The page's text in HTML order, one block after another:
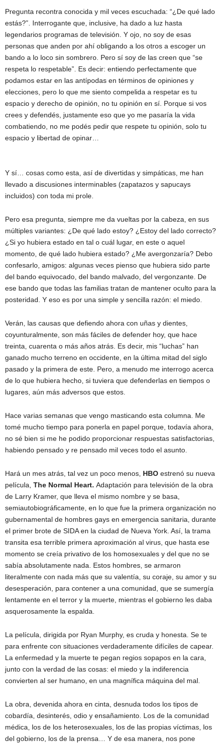
Pregunta recontra conocida y mil veces escuchada: “¿De qué lado
estás?”. Interrogante que, inclusive, ha dado a luz hasta
legendarios programas de televisión. Y ojo, no soy de esas
personas que anden por ahí obligando a los otros a escoger un
bando a lo loco sin sombrero. Pero sí soy de las creen que “se
respeta lo respetable”. Es decir: entiendo perfectamente que
podamos estar en las antípodas en términos de opiniones y
elecciones, pero lo que me siento compelida a respetar es tu
espacio y derecho de opinión, no tu opinión en sí. Porque si vos
crees y defendés, justamente eso que yo me pasaría la vida
combatiendo, no me podés pedir que respete tu opinión, solo tu
espacio y libertad de opinar…
Y sí… cosas como esta, así de divertidas y simpáticas, me han
llevado a discusiones interminables (zapatazos y sapucays
incluidos) con toda mi prole.
Pero esa pregunta, siempre me da vueltas por la cabeza, en sus
múltiples variantes: ¿De qué lado estoy? ¿Estoy del lado correcto?
¿Si yo hubiera estado en tal o cuál lugar, en este o aquel
momento, de qué lado hubiera estado? ¿Me avergonzaría? Debo
confesarlo, amigos: algunas veces pienso que hubiera sido parte
del bando equivocado, del bando malvado, del vergonzante. De
ese bando que todas las familias tratan de mantener oculto para la
posteridad. Y eso es por una simple y sencilla razón: el miedo.
Verán, las causas que defiendo ahora con uñas y dientes,
coyunturalmente, son más fáciles de defender hoy, que hace
treinta, cuarenta o más años atrás. Es decir, mis “luchas” han
ganado mucho terreno en occidente, en la última mitad del siglo
pasado y la primera de este. Pero, a menudo me interrogo acerca
de lo que hubiera hecho, si tuviera que defenderlas en tiempos o
lugares, aún más adversos que estos.
Hace varias semanas que vengo masticando esta columna. Me
tomé mucho tiempo para ponerla en papel porque, todavía ahora,
no sé bien si me he podido proporcionar respuestas satisfactorias,
habiendo pensado y re pensado mil veces todo el asunto.
Hará un mes atrás, tal vez un poco menos, HBO estrenó su nueva
película, The Normal Heart. Adaptación para televisión de la obra
de Larry Kramer, que lleva el mismo nombre y se basa,
semiautobiográficamente, en lo que fue la primera organización no
gubernamental de hombres gays en emergencia sanitaria, durante
el primer brote de SIDA en la ciudad de Nueva York. Así, la trama
transita esa terrible primera aproximación al virus, que hasta ese
momento se creía privativo de los homosexuales y del que no se
sabía absolutamente nada. Estos hombres, se armaron
literalmente con nada más que su valentía, su coraje, su amor y su
desesperación, para contener a una comunidad, que se sumergía
lentamente en el terror y la muerte, mientras el gobierno les daba
asquerosamente la espalda.
La película, dirigida por Ryan Murphy, es cruda y honesta. Se te
para enfrente con situaciones verdaderamente difíciles de capear.
La enfermedad y la muerte te pegan regios sopapos en la cara,
junto con la verdad de las cosas: el miedo y la indiferencia
convierten al ser humano, en una magnífica máquina del mal.
La obra, devenida ahora en cinta, desnuda todos los tipos de
cobardía, desinterés, odio y ensañamiento. Los de la comunidad
médica, los de los heterosexuales, los de las propias víctimas, los
del gobierno, los de la prensa… Y de esa manera, nos pone